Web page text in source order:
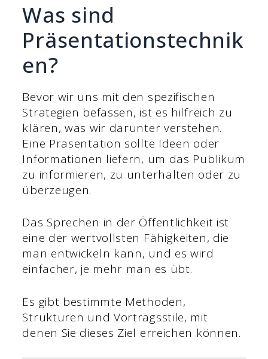
Was sind
Präsentationstechnik
en?
Bevor wir uns mit den spezifischen
Strategien befassen, ist es hilfreich zu
klären, was wir darunter verstehen.
Eine Präsentation sollte Ideen oder
Informationen liefern, um das Publikum
zu informieren, zu unterhalten oder zu
überzeugen.
Das Sprechen in der Öffentlichkeit ist
eine der wertvollsten Fähigkeiten, die
man entwickeln kann, und es wird
einfacher, je mehr man es übt.
Es gibt bestimmte Methoden,
Strukturen und Vortragsstile, mit
denen Sie dieses Ziel erreichen können.